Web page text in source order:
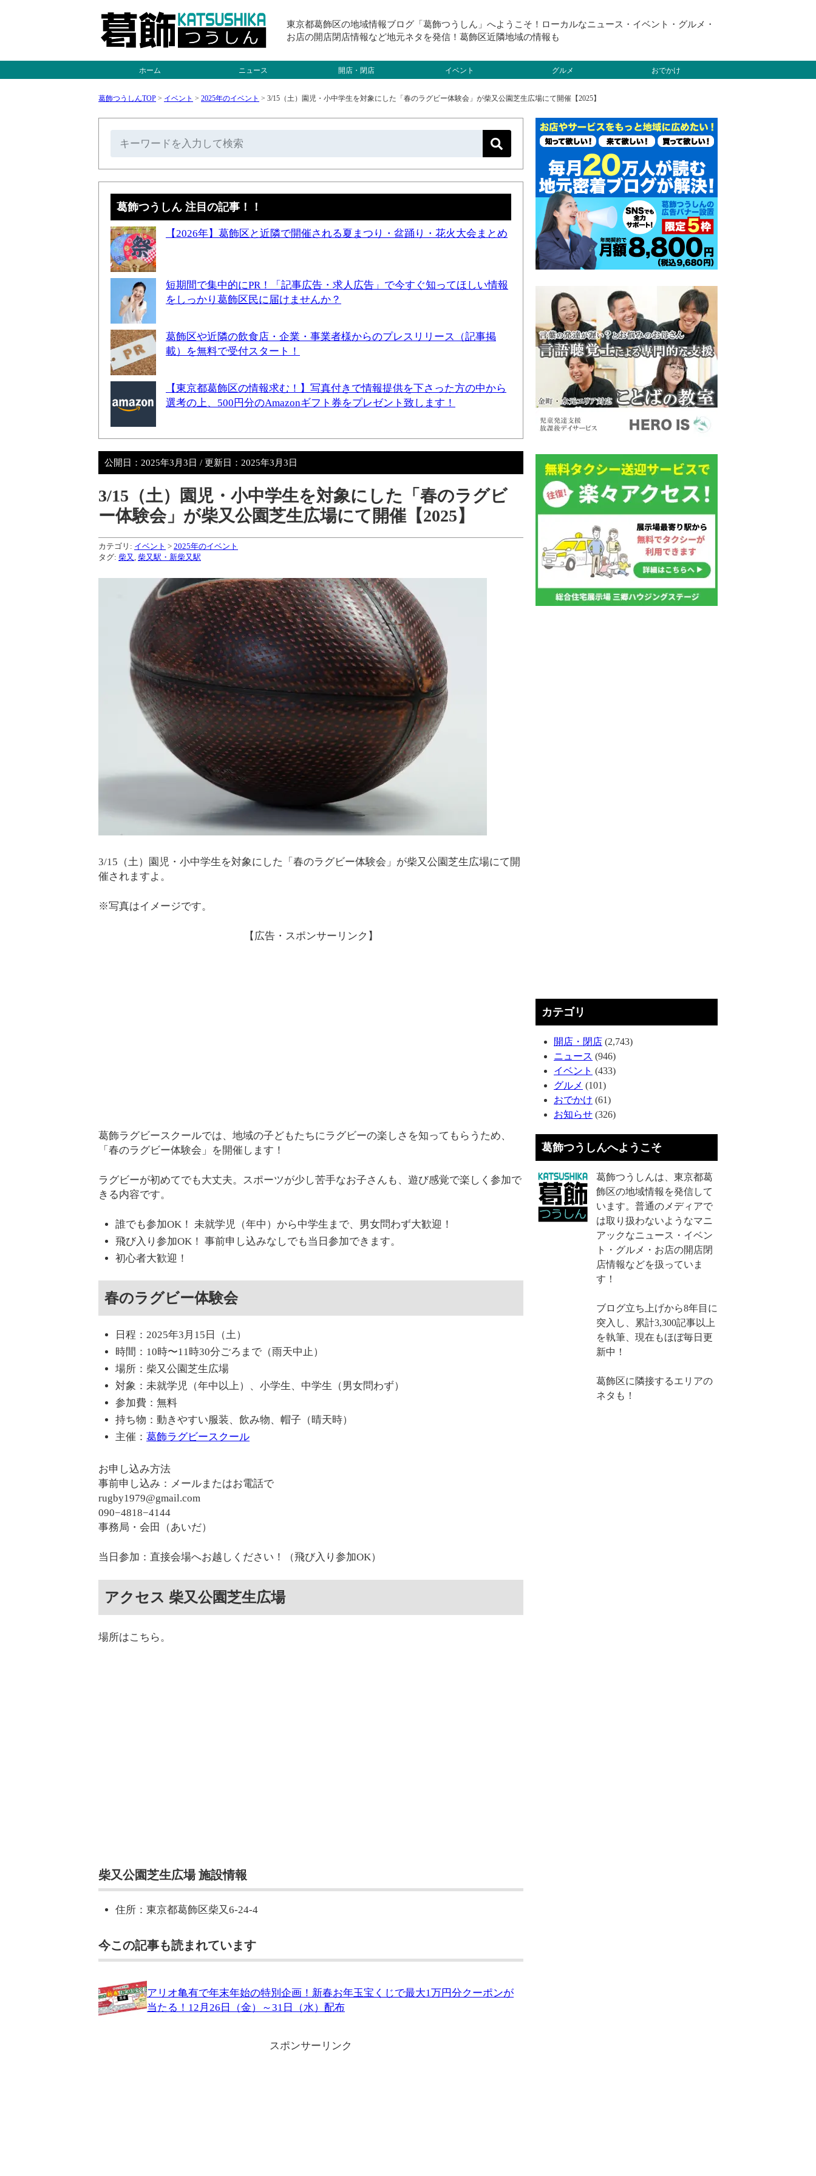
東京都葛飾区の地域情報ブログ「葛飾つうしん」へようこそ！ローカルなニュース・イベント・グルメ・
お店の開店閉店情報など地元ネタを発信！葛飾区近隣地域の情報も
ホーム ニュース 開店・閉店 イベント グルメ おでかけ
葛飾つうしんTOP > イベント > 2025年のイベント > 3/15（土）園児・小中学生を対象にした「春のラグビー体験会」が柴又公園芝生広場にて開催【2025】
葛飾つうしん 注目の記事！！
【2026年】葛飾区と近隣で開催される夏まつり・盆踊り・花火大会まとめ
短期間で集中的にPR！「記事広告・求人広告」で今すぐ知ってほしい情報
をしっかり葛飾区民に届けませんか？
葛飾区や近隣の飲食店・企業・事業者様からのプレスリリース（記事掲
載）を無料で受付スタート！
【東京都葛飾区の情報求む！】写真付きで情報提供を下さった方の中から
選考の上、500円分のAmazonギフト券をプレゼント致します！
公開日： 2025年3月3日 / 更新日： 2025年3月3日
3/15（土）園児・小中学生を対象にした「春のラグビ
ー体験会」が柴又公園芝生広場にて開催【2025】
カテゴリ: イベント > 2025年のイベント
タグ: 柴又 柴又駅・新柴又駅
3/15（土）園児・小中学生を対象にした「春のラグビー体験会」が柴又公園芝生広場にて開
催されますよ。
※写真はイメージです。
【広告・スポンサーリンク】
葛飾ラグビースクールでは、地域の子どもたちにラグビーの楽しさを知ってもらうため、
「春のラグビー体験会」を開催します！
ラグビーが初めてでも大丈夫。スポーツが少し苦手なお子さんも、遊び感覚で楽しく参加で
きる内容です。
誰でも参加OK！ 未就学児（年中）から中学生まで、男女問わず大歓迎！
飛び入り参加OK！ 事前申し込みなしでも当日参加できます。
初心者大歓迎！
春のラグビー体験会
日程：2025年3月15日（土）
時間：10時〜11時30分ごろまで（雨天中止）
場所：柴又公園芝生広場
対象：未就学児（年中以上）、小学生、中学生（男女問わず）
参加費：無料
持ち物：動きやすい服装、飲み物、帽子（晴天時）
主催： 葛飾ラグビースクール
お申し込み方法
事前申し込み：メールまたはお電話で
rugby1979@gmail.com
090−4818−4144
事務局・会田（あいだ）
当日参加：直接会場へお越しください！（飛び入り参加OK）
アクセス 柴又公園芝生広場
場所はこちら。
柴又公園芝生広場 施設情報
住所：東京都葛飾区柴又6-24-4
今この記事も読まれています
アリオ亀有で年末年始の特別企画！新春お年玉宝くじで最大1万円分クーポンが
当たる！12月26日（金）～31日（水）配布
スポンサーリンク
カテゴリ
開店・閉店 (2,743)
ニュース (946)
イベント (433)
グルメ (101)
おでかけ (61)
お知らせ (326)
葛飾つうしんへようこそ
葛飾つうしんは、東京都葛
飾区の地域情報を発信して
います。普通のメディアで
は取り扱わないようなマニ
アックなニュース・イベン
ト・グルメ・お店の開店閉
店情報などを扱っていま
す！
ブログ立ち上げから8年目に
突入し、累計3,300記事以上
を執筆、現在もほぼ毎日更
新中！
葛飾区に隣接するエリアの
ネタも！